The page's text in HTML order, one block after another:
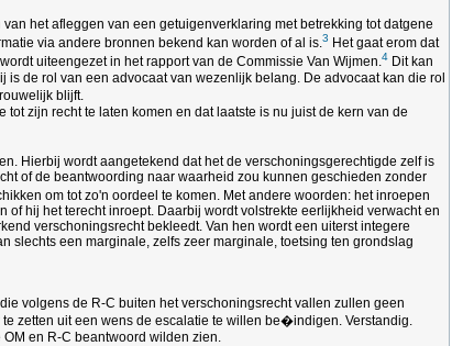
het afleggen van een getuigenverklaring met betrekking tot datgene
via andere bronnen bekend kan worden of al is.3 Het gaat erom dat
uiteengezet in het rapport van de Commissie Van Wijmen.4 Dit kan
de rol van een advocaat van wezenlijk belang. De advocaat kan die rol
blijft.
zijn recht te laten komen en dat laatste is nu juist de kern van de
Hierbij wordt aangetekend dat het de verschoningsgerechtigde zelf is
of de beantwoording naar waarheid zou kunnen geschieden zonder
om tot zo'n oordeel te komen. Met andere woorden: het inroepen
hij het terecht inroept. Daarbij wordt volstrekte eerlijkheid verwacht en
verschoningsrecht bekleedt. Van hen wordt een uiterst integere
slechts een marginale, zelfs zeer marginale, toetsing ten grondslag
volgens de R-C buiten het verschoningsrecht vallen zullen geen
zetten uit een wens de escalatie te willen be�indigen. Verstandig.
en R-C beantwoord wilden zien.